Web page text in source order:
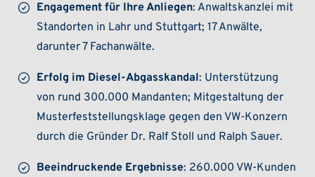
Engagement für Ihre Anliegen: Anwaltskanzlei mit
Standorten in Lahr und Stuttgart; 17 Anwälte,
darunter 7 Fachanwälte.
Erfolg im Diesel-Abgasskandal: Unterstützung
von rund 300.000 Mandanten; Mitgestaltung der
Musterfeststellungsklage gegen den VW-Konzern
durch die Gründer Dr. Ralf Stoll und Ralph Sauer.
Beeindruckende Ergebnisse: 260.000 VW-Kunden